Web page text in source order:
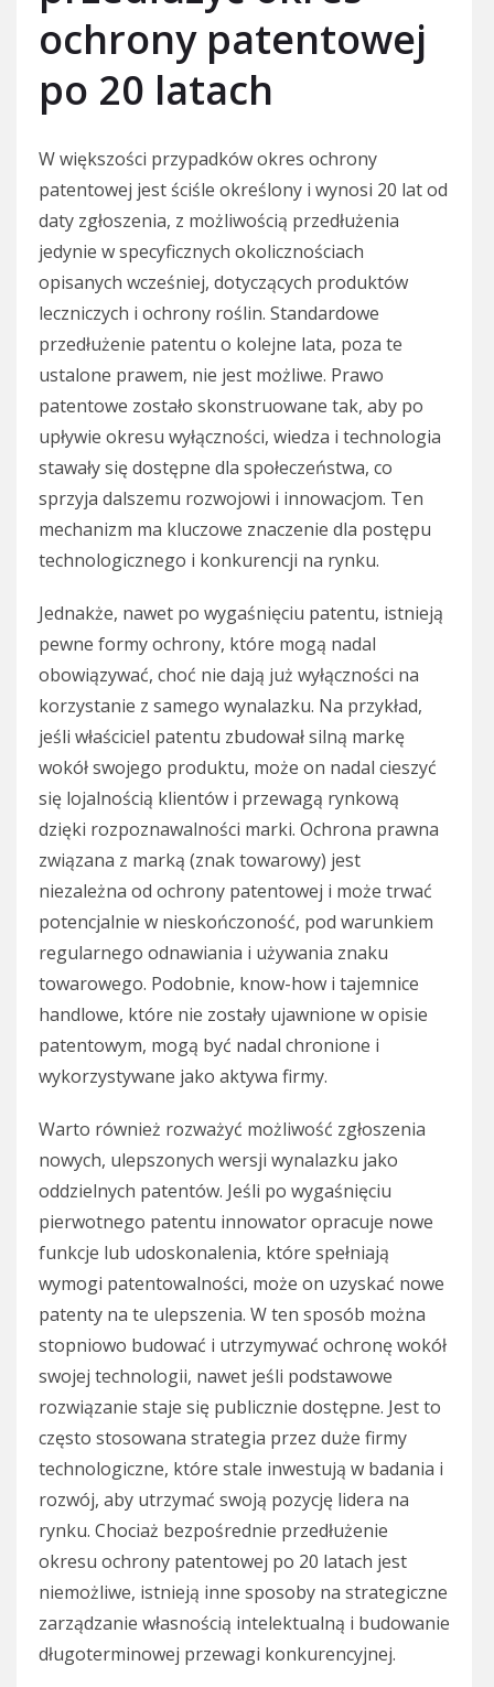
ochrony patentowej
po 20 latach
W większości przypadków okres ochrony
patentowej jest ściśle określony i wynosi 20 lat od
daty zgłoszenia, z możliwością przedłużenia
jedynie w specyficznych okolicznościach
opisanych wcześniej, dotyczących produktów
leczniczych i ochrony roślin. Standardowe
przedłużenie patentu o kolejne lata, poza te
ustalone prawem, nie jest możliwe. Prawo
patentowe zostało skonstruowane tak, aby po
upływie okresu wyłączności, wiedza i technologia
stawały się dostępne dla społeczeństwa, co
sprzyja dalszemu rozwojowi i innowacjom. Ten
mechanizm ma kluczowe znaczenie dla postępu
technologicznego i konkurencji na rynku.
Jednakże, nawet po wygaśnięciu patentu, istnieją
pewne formy ochrony, które mogą nadal
obowiązywać, choć nie dają już wyłączności na
korzystanie z samego wynalazku. Na przykład,
jeśli właściciel patentu zbudował silną markę
wokół swojego produktu, może on nadal cieszyć
się lojalnością klientów i przewagą rynkową
dzięki rozpoznawalności marki. Ochrona prawna
związana z marką (znak towarowy) jest
niezależna od ochrony patentowej i może trwać
potencjalnie w nieskończoność, pod warunkiem
regularnego odnawiania i używania znaku
towarowego. Podobnie, know-how i tajemnice
handlowe, które nie zostały ujawnione w opisie
patentowym, mogą być nadal chronione i
wykorzystywane jako aktywa firmy.
Warto również rozważyć możliwość zgłoszenia
nowych, ulepszonych wersji wynalazku jako
oddzielnych patentów. Jeśli po wygaśnięciu
pierwotnego patentu innowator opracuje nowe
funkcje lub udoskonalenia, które spełniają
wymogi patentowalności, może on uzyskać nowe
patenty na te ulepszenia. W ten sposób można
stopniowo budować i utrzymywać ochronę wokół
swojej technologii, nawet jeśli podstawowe
rozwiązanie staje się publicznie dostępne. Jest to
często stosowana strategia przez duże firmy
technologiczne, które stale inwestują w badania i
rozwój, aby utrzymać swoją pozycję lidera na
rynku. Chociaż bezpośrednie przedłużenie
okresu ochrony patentowej po 20 latach jest
niemożliwe, istnieją inne sposoby na strategiczne
zarządzanie własnością intelektualną i budowanie
długoterminowej przewagi konkurencyjnej.